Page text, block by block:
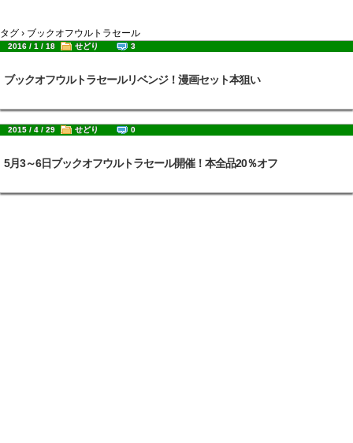
タグ › ブックオフウルトラセール
2016 / 1 / 18 せどり 3
ブックオフウルトラセールリベンジ！漫画セット本狙い
2015 / 4 / 29 せどり 0
5月3～6日ブックオフウルトラセール開催！本全品20％オフ